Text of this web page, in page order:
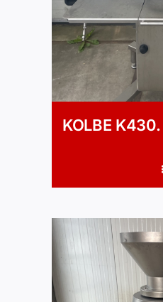
KOLBE K430.